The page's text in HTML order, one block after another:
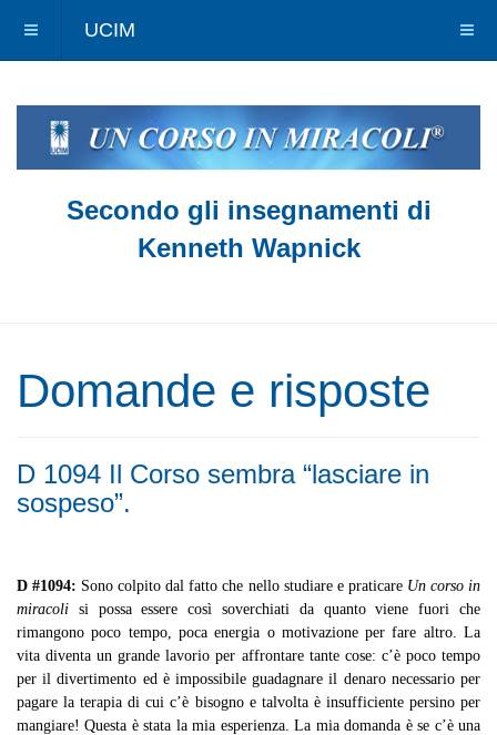
UCIM
Secondo gli insegnamenti di
Kenneth Wapnick
Domande e risposte
D 1094 Il Corso sembra “lasciare in
sospeso”.
D#1094: Sono colpito dal fatto che nello studiare e praticare Un corso in
miracoli si possa essere così soverchiati da quanto viene fuori che
rimangono poco tempo, poca energia o motivazione per fare altro. La
vita diventa un grande lavorio per affrontare tante cose: c’è poco tempo
per il divertimento ed è impossibile guadagnare il denaro necessario per
pagare la terapia di cui c’è bisogno e talvolta è insufficiente persino per
mangiare! Questa è stata la mia esperienza. La mia domanda è se c’è una